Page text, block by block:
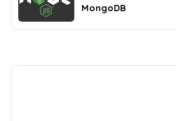
MongoDB